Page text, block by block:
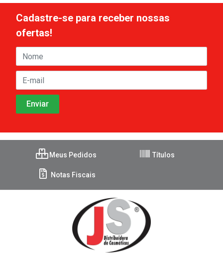
Cadastre-se para receber nossas
ofertas!
Meus Pedidos Títulos
Notas Fiscais